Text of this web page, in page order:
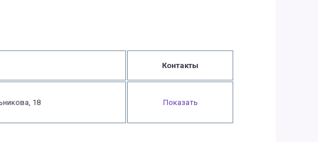
Контакты
18 Показать